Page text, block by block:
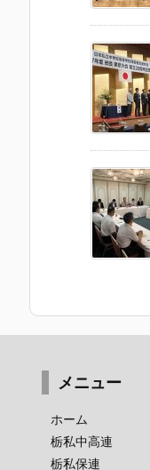
メニュー
ホーム
栃私中高連
栃私保連